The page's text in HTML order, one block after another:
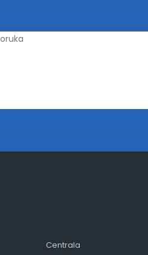
Centrala